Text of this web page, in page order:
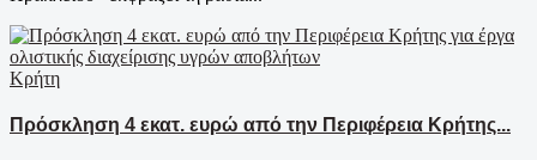
Κρήτη
Πρόσκληση 4 εκατ. ευρώ από την Περιφέρεια Κρήτης...